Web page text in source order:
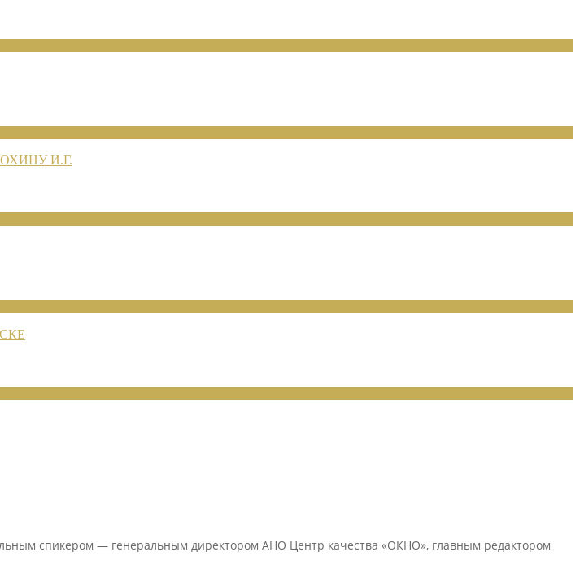
И.Г.
спикером — генеральным директором АНО Центр качества «ОКНО», главным редактором